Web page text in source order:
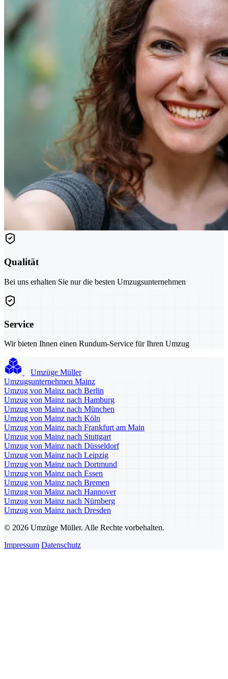
Qualität
Bei uns erhalten Sie nur die besten Umzugsunternehmen
Service
Wir bieten Ihnen einen Rundum-Service für Ihren Umzug
Umzüge Müller
Umzugsunternehmen Mainz
Umzug von Mainz nach Berlin
Umzug von Mainz nach Hamburg
Umzug von Mainz nach München
Umzug von Mainz nach Köln
Umzug von Mainz nach Frankfurt am Main
Umzug von Mainz nach Stuttgart
Umzug von Mainz nach Düsseldorf
Umzug von Mainz nach Leipzig
Umzug von Mainz nach Dortmund
Umzug von Mainz nach Essen
Umzug von Mainz nach Bremen
Umzug von Mainz nach Hannover
Umzug von Mainz nach Nürnberg
Umzug von Mainz nach Dresden
© 2026 Umzüge Müller. Alle Rechte vorbehalten.
Impressum Datenschutz